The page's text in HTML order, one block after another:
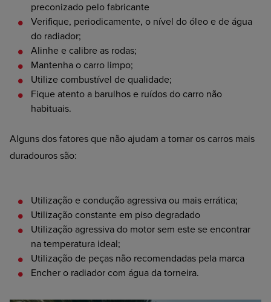
preconizado pelo fabricante
Verifique, periodicamente, o nível do óleo e de água
do radiador;
Alinhe e calibre as rodas;
Mantenha o carro limpo;
Utilize combustível de qualidade;
Fique atento a barulhos e ruídos do carro não
habituais.
Alguns dos fatores que não ajudam a tornar os carros mais
duradouros são:
Utilização e condução agressiva ou mais errática;
Utilização constante em piso degradado
Utilização agressiva do motor sem este se encontrar
na temperatura ideal;
Utilização de peças não recomendadas pela marca
Encher o radiador com água da torneira.